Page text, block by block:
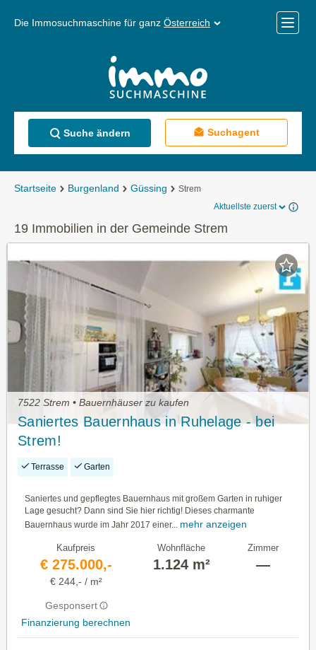
Die Immosuchmaschine für ganz Österreich
Menü
Suche ändern Suchagent
Startseite Burgenland Güssing
Strem
Aktuellste zuerst
19 Immobilien in der Gemeinde Strem
7522 Strem • Bauernhäuser zu kaufen
Saniertes Bauernhaus in Ruhelage - bei
Strem!
Terrasse Garten
Saniertes und gepflegtes Bauernhaus mit großem Garten in ruhiger
Lage gesucht? Dann sind Sie hier richtig! Dieses charmante
Bauernhaus wurde im Jahr 2017 einer...
mehr anzeigen
Kaufpreis
€ 275.000,-
€ 244,- / m²
Gesponsert
Finanzierung berechnen
Wohnfläche
1.124 m²
Zimmer
—